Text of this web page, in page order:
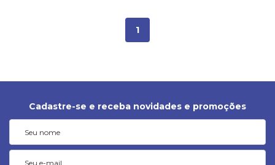
1
Cadastre-se e receba novidades e promoções